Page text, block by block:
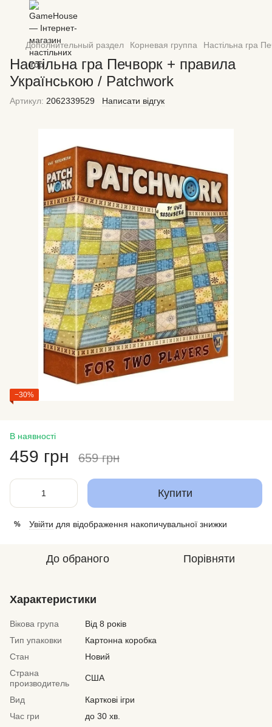
Дополнительный раздел Корневая группа Настільна гра
Настільна гра Печворк + правила
Українською / Patchwork
Артикул: 2062339529 Написати відгук
−30%
В наявності
459 грн 659 грн
Купити
% Увійти для відображення накопичувальної знижки
До обраного Порівняти
Характеристики
Вікова група
Від 8 років
Тип упаковки
Картонна коробка
Стан
Новий
Страна
производитель
США
Вид
Карткові ігри
Час гри
до 30 хв.